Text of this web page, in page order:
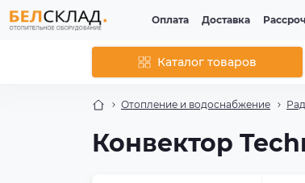
Оплата Доставка
Каталог товаров
Отопление и водоснабжение
Конвектор